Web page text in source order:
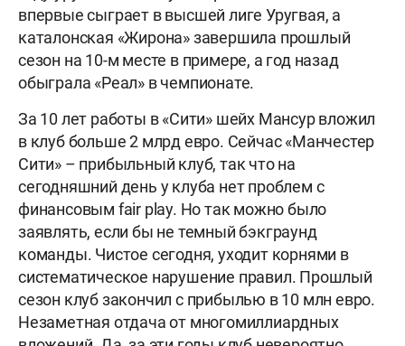
впервые сыграет в высшей лиге Уругвая, а
каталонская «Жирона» завершила прошлый
сезон на 10-м месте в примере, а год назад
обыграла «Реал» в чемпионате.
За 10 лет работы в «Сити» шейх Мансур вложил
в клуб больше 2 млрд евро. Сейчас «Манчестер
Сити» – прибыльный клуб, так что на
сегодняшний день у клуба нет проблем с
финансовым fair play. Но так можно было
заявлять, если бы не темный бэкграунд
команды. Чистое сегодня, уходит корнями в
систематическое нарушение правил. Прошлый
сезон клуб закончил с прибылью в 10 млн евро.
Незаметная отдача от многомиллиардных